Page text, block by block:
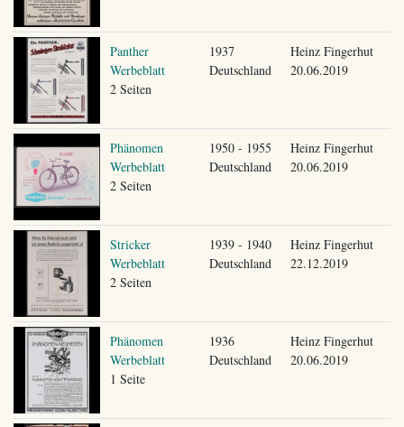
Panther
Werbeblatt
2 Seiten
1937
Deutschland
Heinz Fingerhut
20.06.2019
Phänomen
Werbeblatt
2 Seiten
1950 - 1955
Deutschland
Heinz Fingerhut
20.06.2019
Stricker
Werbeblatt
2 Seiten
1939 - 1940
Deutschland
Heinz Fingerhut
22.12.2019
Phänomen
Werbeblatt
1 Seite
1936
Deutschland
Heinz Fingerhut
20.06.2019